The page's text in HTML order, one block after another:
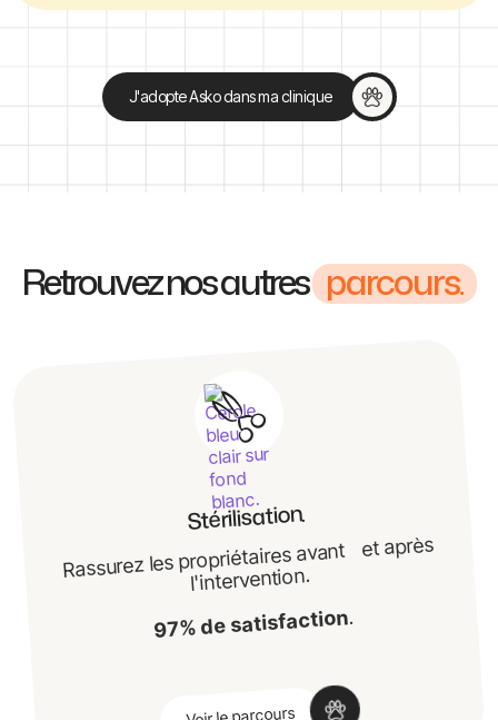
J'adopte Asko dans ma clinique
Retrouvez nos autres parcours.
Stérilisation.
Rassurez les propriétaires avant et après
l'intervention.
‍97% de satisfaction.